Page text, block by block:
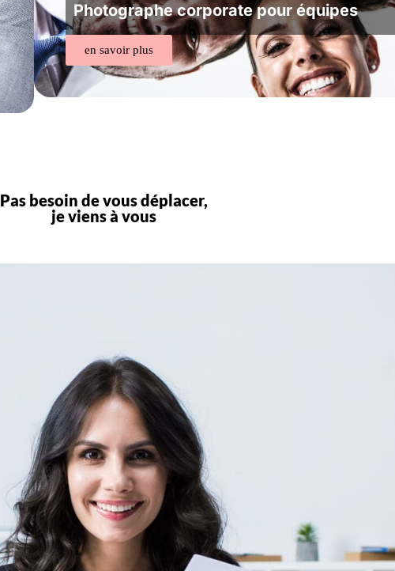
Photographe corporate pour équipes
en savoir plus
Pas besoin de vous déplacer,
je viens à vous